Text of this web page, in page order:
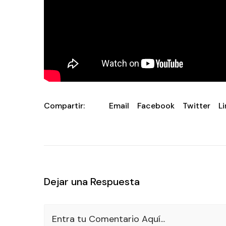
Compartir: Email Facebook Twitter
Dejar una Respuesta
Entra tu Comentario Aquí...